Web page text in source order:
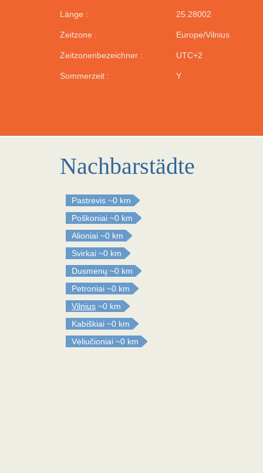
Länge : 25.28002
Zeitzone : Europe/Vilnius
Zeitzonenbezeichner : UTC+2
Sommerzeit : Y
Nachbarstädte
Pastrėvis ~0 km
Poškoniai ~0 km
Alioniai ~0 km
Svirkai ~0 km
Dusmenų ~0 km
Petroniai ~0 km
Vilnius ~0 km
Kabiškiai ~0 km
Vėliučioniai ~0 km